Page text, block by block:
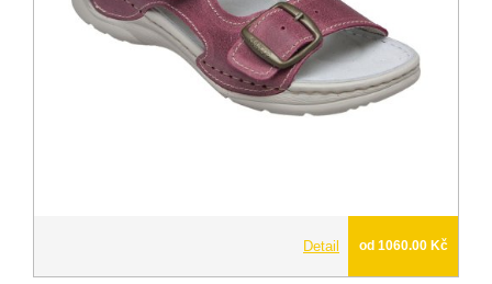
Detail od 1060.00 Kč